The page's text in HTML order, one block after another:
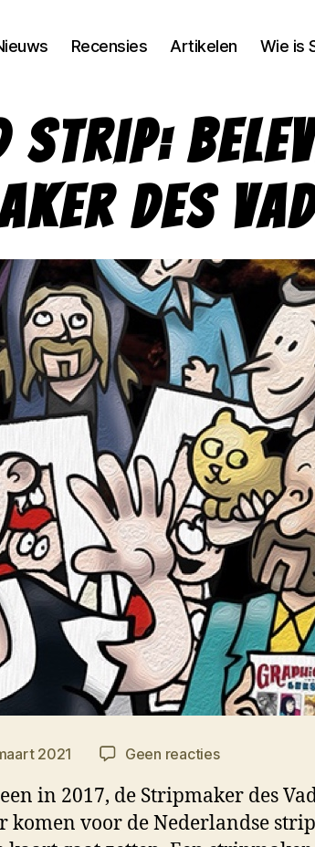
Recensies Artikelen Wie is
des
2021 Geen reactiesop
Holland
Strip:
belevenissen
in 2017, de Stripmaker des
komen voor de Nederlandse